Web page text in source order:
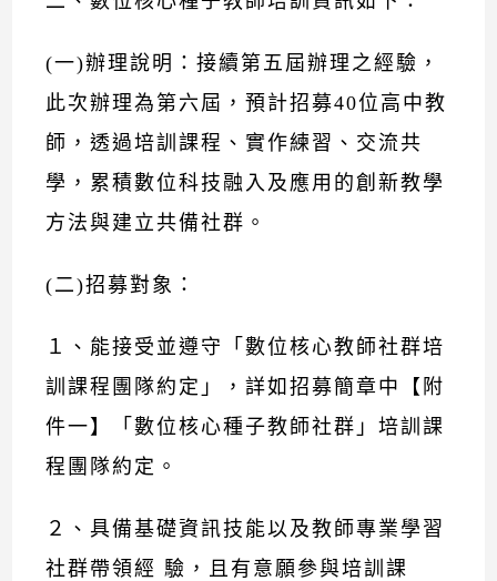
(一)辦理說明：接續第五屆辦理之經驗，
此次辦理為第六屆，預計招募40位高中教
師，透過培訓課程、實作練習、交流共
學，累積數位科技融入及應用的創新教學
方法與建立共備社群。
(二)招募對象：
１、能接受並遵守「數位核心教師社群培
訓課程團隊約定」，詳如招募簡章中【附
件一】「數位核心種子教師社群」培訓課
程團隊約定。
２、具備基礎資訊技能以及教師專業學習
社群帶領經 驗，且有意願參與培訓課